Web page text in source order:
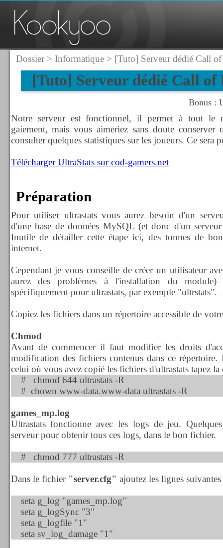
Dossier> Informatique> [Tuto] Serveur dédié Call
[Tuto] Serveur dédié Call
Bonus :
Notre serveur est fonctionnel, il permet à tout le
gaiement, mais vous aimeriez sans doute
consulter quelques statistiques sur les joueurs. Ce sera
Télécharger UltraStats sur cod-gamers.net
Préparation
Pour utiliser ultrastats vous aurez besoin d'un
d'une base de données MySQL (et donc d'un
Inutile de détailler cette étape ici, des tonnes de
internet.
Cependant je vous conseille de créer un utilisateur
aurez des problèmes à l'installation du
spécifiquement pour ultrastats, par exemple "ultrstats".
Copiez les fichiers dans un répertoire accessible de
Chmod
Avant de commencer il faut modifier les droits
modification des fichiers contenus dans ce répertoire.
celui où vous avez copié les fichiers d'ultrastats tapez
# chmod 644 ultrastats -R
# chown www-data.www-data ultrastats -R
games_mp.log
Ultrastats fonctionne avec les logs de jeu.
serveur pour obtenir tous ces logs, dans le bon fichier.
# chmod 777 ultrastats -R
Dans le fichier "server.cfg" ajoutez les lignes suivantes
seta g_log "games_mp.log"
seta g_logSync "3"
seta g_logfile "1"
seta sv_log_damage "1"